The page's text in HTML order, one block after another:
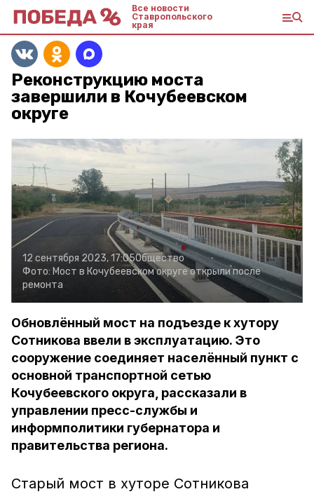
Все новости
Ставропольского
края
Реконструкцию моста
завершили в Кочубеевском
округе
12 сентября 2023, 17:05Общество
Фото: Мост в Кочубеевском округе открыли после
ремонта
Обновлённый мост на подъезде к хутору
Сотникова ввели в эксплуатацию. Это
сооружение соединяет населённый пункт с
основной транспортной сетью
Кочубеевского округа, рассказали в
управлении пресс-службы и
информполитики губернатора и
правительства региона.
Старый мост в хуторе Сотникова